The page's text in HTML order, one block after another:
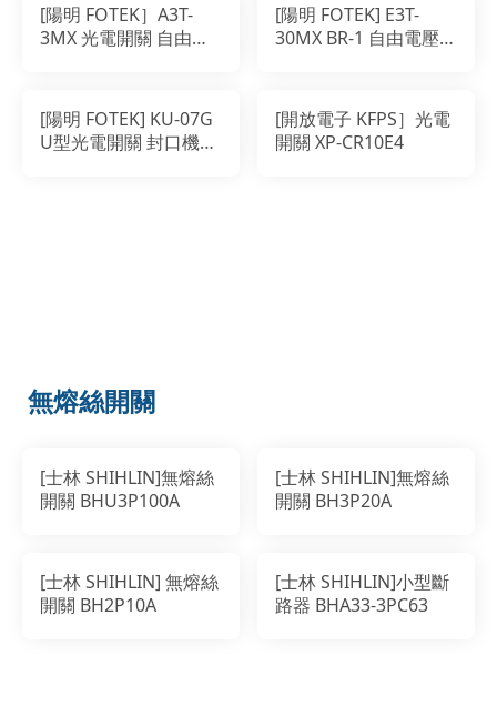
[陽明 FOTEK］A3T-
3MX 光電開關 自由電
[陽明 FOTEK] E3T-
30MX BR-1 自由電壓型
[陽明 FOTEK] KU-07G
U型光電開關 封口機專
[開放電子 KFPS］光電
開關 XP-CR10E4
無熔絲開關
[士林 SHIHLIN]無熔絲
開關 BHU3P100A
[士林 SHIHLIN]無熔絲
開關 BH3P20A
[士林 SHIHLIN] 無熔絲
開關 BH2P10A
[士林 SHIHLIN]小型斷
路器 BHA33-3PC63